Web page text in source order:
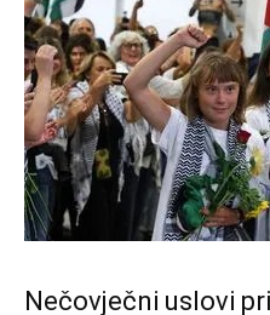
Nečovječni uslovi